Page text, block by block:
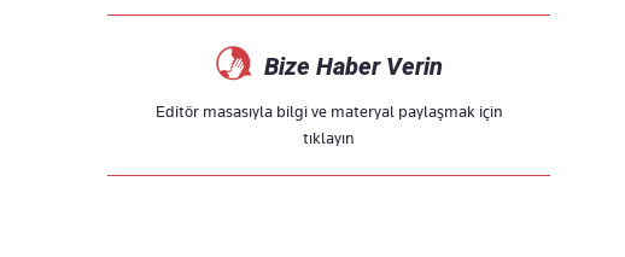
Bize Haber Verin
Editör masasıyla bilgi ve materyal paylaşmak için
tıklayın